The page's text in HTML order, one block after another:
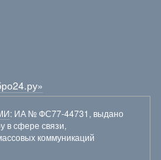
: ИА № ФС77-44731, выдано
в сфере связи,
коммуникаций